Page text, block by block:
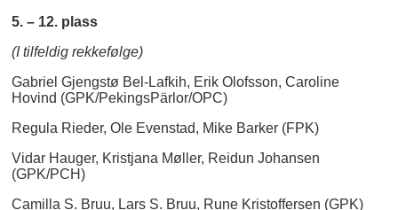
5. – 12. plass
(I tilfeldig rekkefølge)
Gabriel Gjengstø Bel-Lafkih, Erik Olofsson, Caroline
Hovind (GPK/PekingsPärlor/OPC)
Regula Rieder, Ole Evenstad, Mike Barker (FPK)
Vidar Hauger, Kristjana Møller, Reidun Johansen
(GPK/PCH)
Camilla S. Bruu, Lars S. Bruu, Rune Kristoffersen (GPK)